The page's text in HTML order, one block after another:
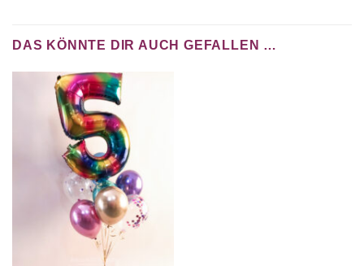
DAS KÖNNTE DIR AUCH GEFALLEN …